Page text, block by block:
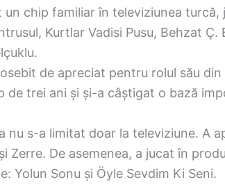
un chip familiar în televiziunea
Kurtlar Vadisi Pusu, Behzat Ç.
de apreciat pentru rolul său din
de trei ani și și-a câștigat o bază
nu s-a limitat doar la televiziune. A
Zerre. De asemenea, a jucat în
Yolun Sonu și Öyle Sevdim Ki Seni.